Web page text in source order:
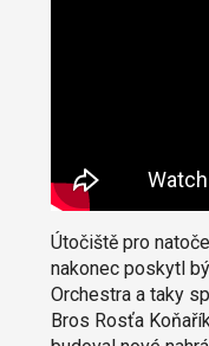
Útočiště pro
nakonec poskytl
Orchestra a taky
Bros Rosťa